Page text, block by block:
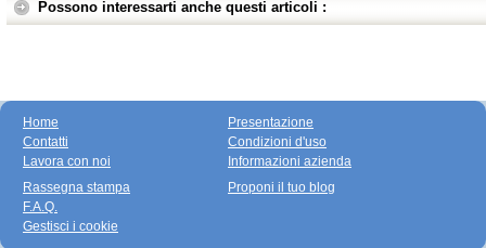
Possono interessarti anche questi articoli :
Home
Contatti
Lavora con noi
Presentazione
Condizioni d'uso
Informazioni azienda
Rassegna stampa
F.A.Q.
Gestisci i cookie
Proponi il tuo blog